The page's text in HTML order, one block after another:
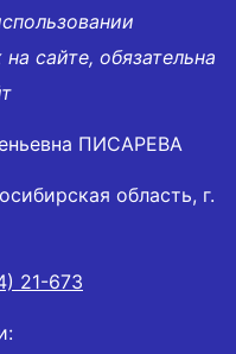
сайте, обязательна
ПИСАРЕВА
область, г.
21-673